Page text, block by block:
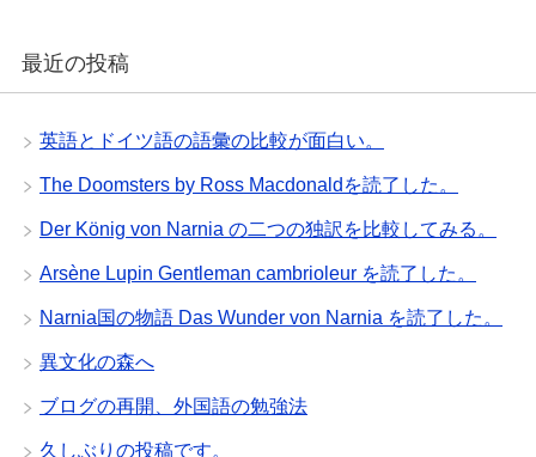
最近の投稿
英語とドイツ語の語彙の比較が面白い。
The Doomsters by Ross Macdonaldを読了した。
Der König von Narnia の二つの独訳を比較してみる。
Arsène Lupin Gentleman cambrioleur を読了した。
Narnia国の物語 Das Wunder von Narnia を読了した。
異文化の森へ
ブログの再開、外国語の勉強法
久しぶりの投稿です。